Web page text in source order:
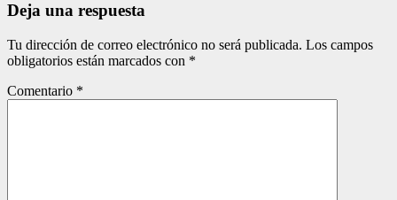
Deja una respuesta
Tu dirección de correo electrónico no será publicada. Los campos
obligatorios están marcados con *
Comentario *